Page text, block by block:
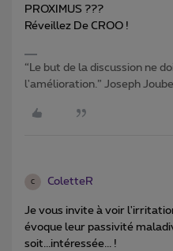
PROXIMUS ???
Réveillez De CROO !
“Le but de la discussion ne
l'amélioration.” Joseph
C ColetteR
Je vous invite à voir
évoque leur passivité
soit...intéressée... !